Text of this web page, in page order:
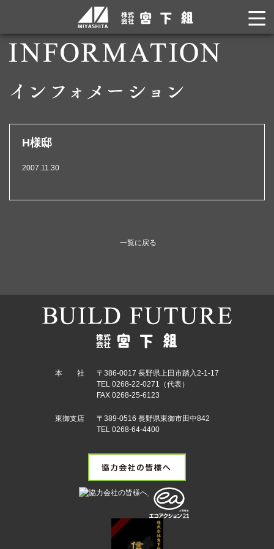
H様邸
2007.11.30
一覧に戻る
本 社
〒386-0017 長野県上田市踏入2-1-17
TEL 0268-22-0271（代表）
FAX 0268-25-6123
東御支店
〒389-0516 長野県東御市田中842
TEL 0268-64-4400